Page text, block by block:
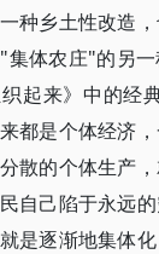
种乡土性改造
集体农庄"的另
起来》中的经
都是个体经济
散的个体生产
自己陷于永远
是逐渐地集体